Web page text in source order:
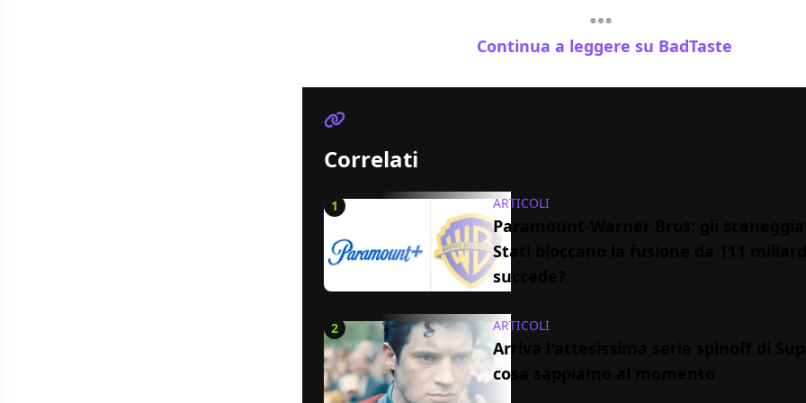
Continua a leggere su BadTaste
Correlati
1 ARTICOLI
Paramount-Warner Bros: gli
Stati bloccano la fusione da 111
succede?
2 ARTICOLI
Arriva l'attesissima serie spinoff di
cosa sappiamo al momento